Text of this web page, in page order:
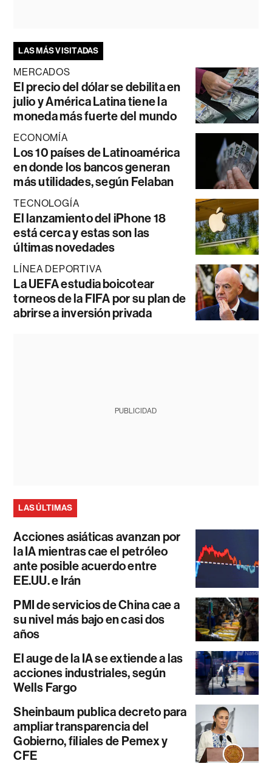
LAS MÁS VISITADAS
MERCADOS
El precio del dólar se debilita en
julio y América Latina tiene la
moneda más fuerte del mundo
ECONOMÍA
Los 10 países de Latinoamérica
en donde los bancos generan
más utilidades, según Felaban
TECNOLOGÍA
El lanzamiento del iPhone 18
está cerca y estas son las
últimas novedades
LÍNEA DEPORTIVA
La UEFA estudia boicotear
torneos de la FIFA por su plan de
abrirse a inversión privada
PUBLICIDAD
LAS ÚLTIMAS
Acciones asiáticas avanzan por
la IA mientras cae el petróleo
ante posible acuerdo entre
EE.UU. e Irán
PMI de servicios de China cae a
su nivel más bajo en casi dos
años
El auge de la IA se extiende a las
acciones industriales, según
Wells Fargo
Sheinbaum publica decreto para
ampliar transparencia del
Gobierno, filiales de Pemex y
CFE